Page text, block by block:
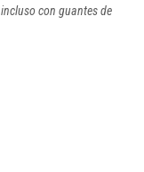
con guantes de